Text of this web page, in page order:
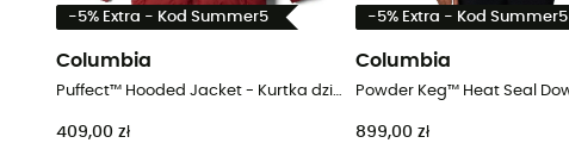
-5% Extra - Kod Summer5
Columbia
Puffect™ Hooded Jacket - Kurtka dzieci
409,00 zł
-5% Extra - Kod Summer5
Columbia
899,00 zł